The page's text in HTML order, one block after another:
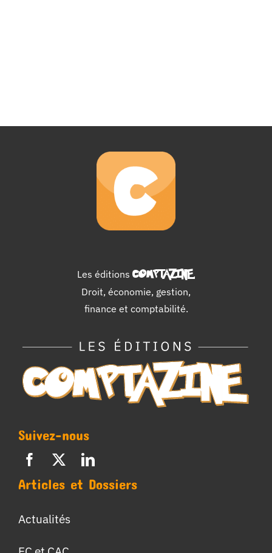
Les éditions COMPTAZINE.
Droit, économie, gestion,
finance et comptabilité.
Suivez-nous
Articles et Dossiers
Actualités